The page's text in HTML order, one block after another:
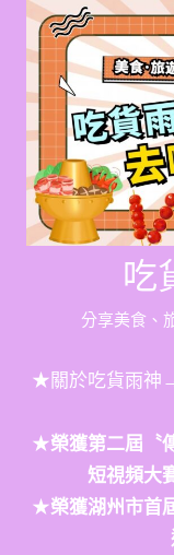
Skip
content
吃
分享美食、
★關於吃貨雨神
★榮獲第二屆〝
短視頻大
★榮獲湖州市首